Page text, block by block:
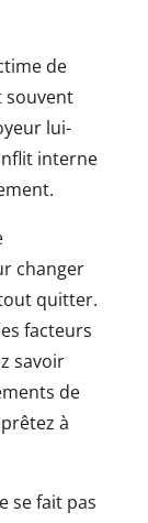
de
souvent
lui-
interne
changer
quitter.
facteurs
savoir
de
à
se fait pas